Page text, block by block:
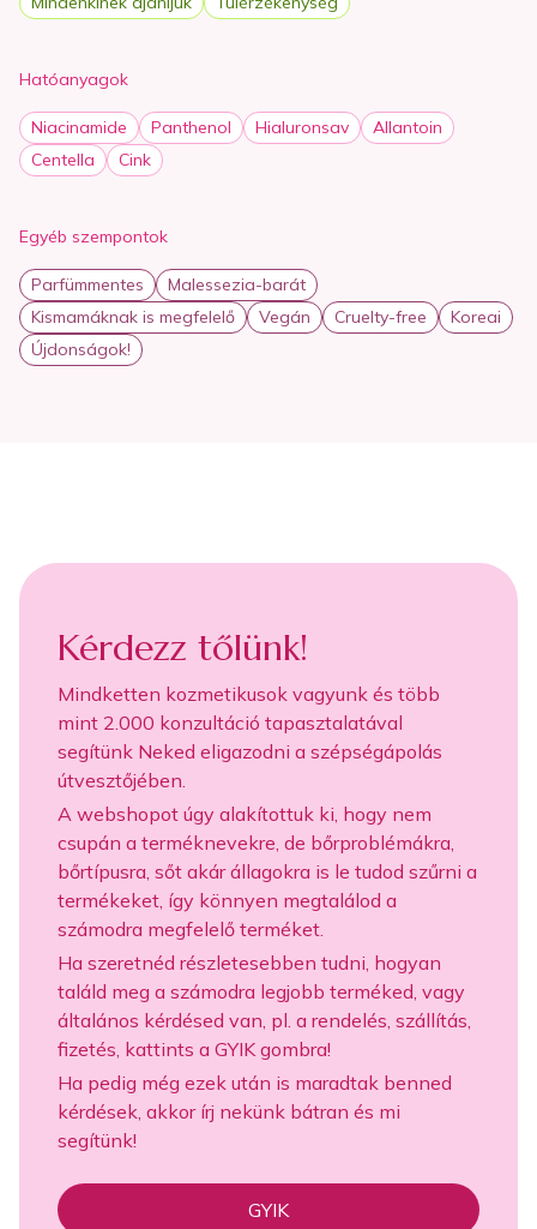
nedvességet a bőrben, támogatva a hidratáltabb és
hatóanyaga, amely nyugtató és antioxidáns
tulajdonságairól ismert.
Allantoin:Bőrnyugtató összetevő, amely segíthet
mérsékelni az irritációt és fokozni a komfortérzetet.
100 ml
Hatóanyagok
Niacinamide Panthenol Hialuronsav
Allantoin
Centella
Cink
Egyéb szempontok
Parfümmentes
Malessezia-barát
Kismamáknak is megfelelő
Vegán Cruelty-free
Koreai
Újdonságok!
Kérdezz tőlünk!
Mindketten kozmetikusok vagyunk és több
mint 2.000 konzultáció tapasztalatával
segítünk Neked eligazodni a szépségápolás
útvesztőjében.
A webshopot úgy alakítottuk ki, hogy nem
csupán a terméknevekre, de bőrproblémákra,
bőrtípusra, sőt akár állagokra is le tudod szűrni a
termékeket, így könnyen megtalálod a
számodra megfelelő terméket.
Ha szeretnéd részletesebben tudni, hogyan
találd meg a számodra legjobb terméked, vagy
általános kérdésed van, pl. a rendelés, szállítás,
fizetés, kattints a GYIK gombra!
Ha pedig még ezek után is maradtak benned
kérdések, akkor írj nekünk bátran és mi
segítünk!
GYIK